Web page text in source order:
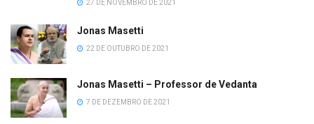
27 DE NOVEMBRO DE 2021
Jonas Masetti
22 DE OUTUBRO DE 2021
Jonas Masetti – Professor de Vedanta
7 DE DEZEMBRO DE 2021